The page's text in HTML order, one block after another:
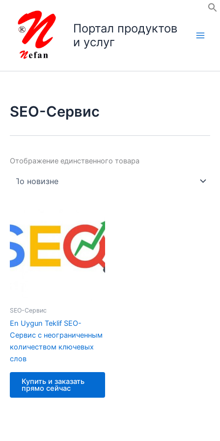
содержимому
Портал продуктов
и услуг
SEO-Cервис
Отображение единственного товара
SEO-Cервис
En Uygun Teklif SEO-
Cервис с неограниченным
количеством ключевых
слов
Купить и заказать
прямо сейчас